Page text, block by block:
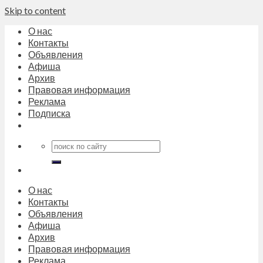
Skip to content
О нас
Контакты
Объявления
Афиша
Архив
Правовая информация
Реклама
Подписка
О нас
Контакты
Объявления
Афиша
Архив
Правовая информация
Реклама